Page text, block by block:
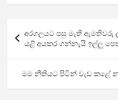
ce
b
o
o
k
tt
er
at
s
A
p
p
e
gr
a
m
navigation
අරගලයට පසු මැති ඇමතිවරු
යළි අයකර ගන්නැයි ඉල්ලූ
මම නීතියට පිටින් වැඩ කළේ